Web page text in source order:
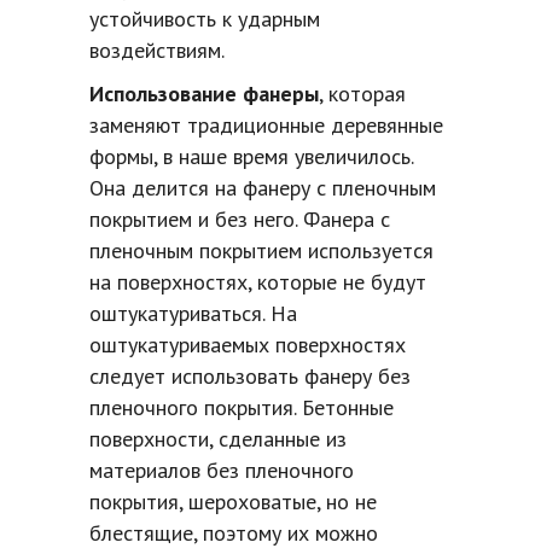
устойчивость к ударным
воздействиям.
Использование фанеры, которая
заменяют традиционные деревянные
формы, в наше время увеличилось.
Она делится на фанеру с пленочным
покрытием и без него. Фанера с
пленочным покрытием используется
на поверхностях, которые не будут
оштукатуриваться. На
оштукатуриваемых поверхностях
следует использовать фанеру без
пленочного покрытия. Бетонные
поверхности, сделанные из
материалов без пленочного
покрытия, шероховатые, но не
блестящие, поэтому их можно